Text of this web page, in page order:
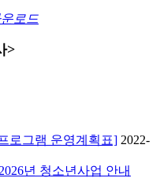
로드
>
로그램 운영계획표] 2022-
년 청소년사업 안내